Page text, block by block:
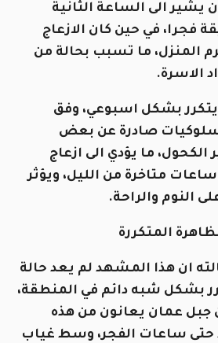
يشير الى الساعة الثانية
فجرا، في حين كان الازعاج
المنزل، ما تسبب بحالة من
الاسرة.
بشكل اسبوعي، وفق
سلوكيات صادرة عن بعض
ما يؤدي الى ازعاج
متاخرة من الليل، ويؤثر
النوم والراحة.
المتكررة
ان هذا المشهد لم يعد حالة
بشكل شبه دائم في المنطقة،
جبل عمان يعانون من هذه
حتى ساعات الفجر، وسط غياب